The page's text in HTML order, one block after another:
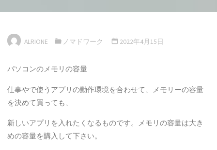
ALRIONE ノマドワーク 2022年4月15日
パソコンのメモリの容量
仕事やで使うアプリの動作環境を合わせて、メモリーの容量
を決めて買っても、
新しいアプリを入れたくなるものです。メモリの容量は大き
めの容量を購入して下さい。